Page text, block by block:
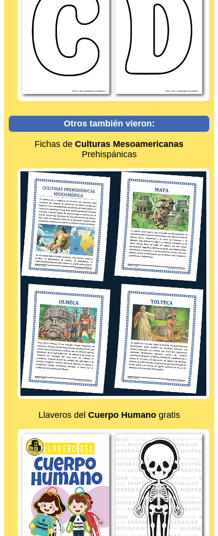
Otros también vieron:
Fichas de Culturas Mesoamericanas
Prehispánicas
Llaveros del Cuerpo Humanogratis